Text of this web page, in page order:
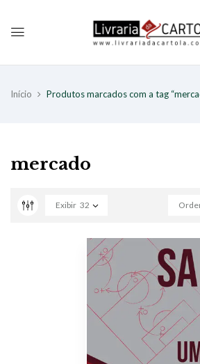
Início Produtos marcados com a tag
mercado
Exibir 32